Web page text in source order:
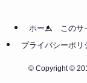
ホーム このサ
プライバシーポリ
© Copyright ©